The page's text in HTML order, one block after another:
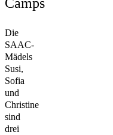
Camps
Die
SAAC-
Mädels
Susi,
Sofia
und
Christine
sind
drei